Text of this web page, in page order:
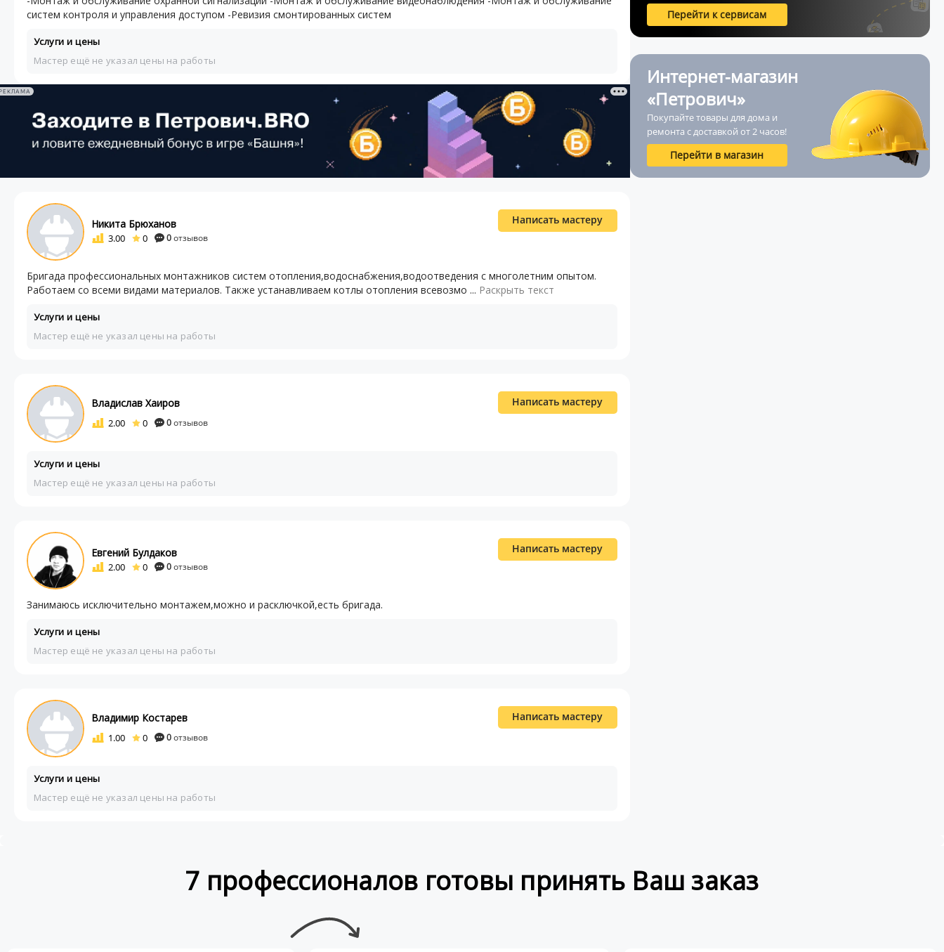
систем контроля и управления доступом -Ревизия смонтированных систем
Услуги и цены
Мастер ещё не указал цены на работы
Никита Брюханов
3.00 0 0отзывов
Написать мастеру
Бригада профессиональных монтажников систем отопления,водоснабжения,водоотведения с многолетним опытом.
Работаем со всеми видами материалов. Также устанавливаем котлы отопления всевозмо ... Раскрыть текст
Услуги и цены
Мастер ещё не указал цены на работы
Владислав Хаиров
2.00 0 0отзывов
Написать мастеру
Услуги и цены
Мастер ещё не указал цены на работы
Евгений Булдаков
2.00 0 0отзывов
Написать мастеру
Занимаюсь исключительно монтажем,можно и расключкой,есть бригада.
Услуги и цены
Мастер ещё не указал цены на работы
Владимир Костарев
1.00 0 0отзывов
Написать мастеру
Услуги и цены
Мастер ещё не указал цены на работы
Перейти к сервисам
Интернет-магазин
«Петрович»
Покупайте товары для дома и
ремонта с доставкой от 2 часов!
Перейти в магазин
7 профессионалов готовы принять Ваш заказ